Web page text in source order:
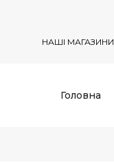
НАШІ МАГАЗИНИ
Головна